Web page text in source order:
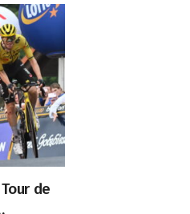
de